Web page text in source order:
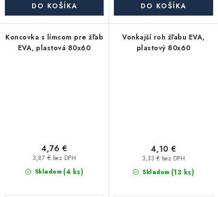
DO KOŠÍKA DO KOŠÍKA
Koncovka s límcom pre žľab
EVA, plastová 80x60
Skladom (4 ks)
3,87 € bez DPH
4,76 €
Vonkajší roh žľabu EVA,
plastový 80x60
Skladom (13 ks)
3,33 € bez DPH
4,10 €